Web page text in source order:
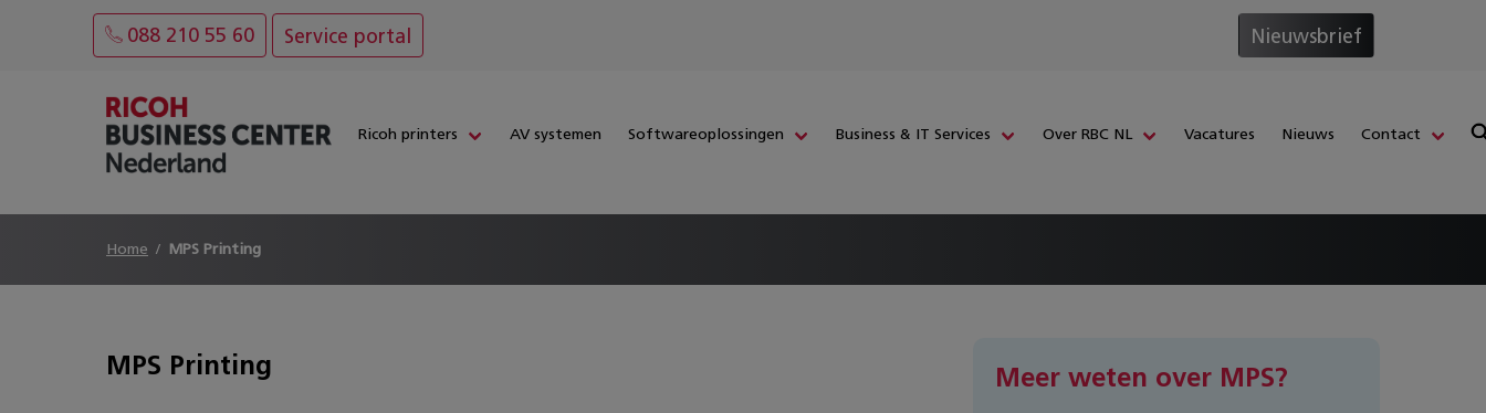
088 210 55 60 Service portal Nieuwsbrief
Ricoh printers AV systemen Softwareoplossingen Business & IT Services Over RBC NL Vacatures Nieuws Contact
Home MPS Printing
MPS Printing Meer weten over MPS?